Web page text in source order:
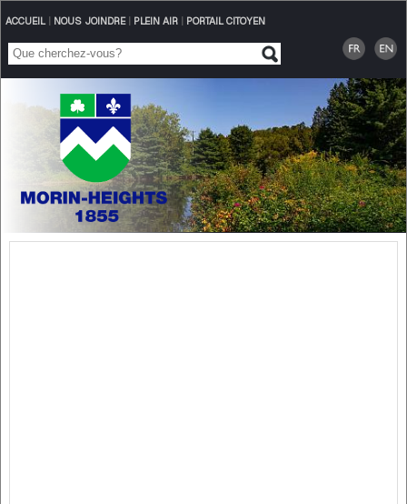
ACCUEIL| NOUS JOINDRE| PLEIN AIR| PORTAIL CITOYEN